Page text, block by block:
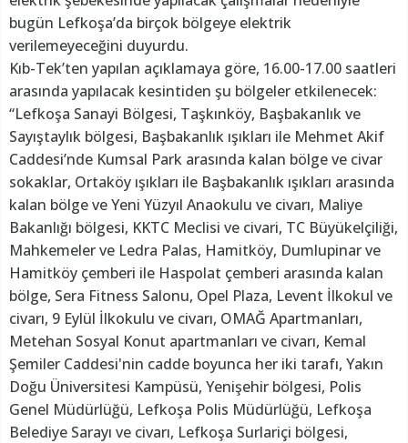
bugün Lefkoşa’da birçok bölgeye elektrik
verilemeyeceğini duyurdu.
Kıb-Tek’ten yapılan açıklamaya göre, 16.00-17.00 saatleri
arasında yapılacak kesintiden şu bölgeler etkilenecek:
“Lefkoşa Sanayi Bölgesi, Taşkınköy, Başbakanlık ve
Sayıştaylık bölgesi, Başbakanlık ışıkları ile Mehmet Akif
Caddesi’nde Kumsal Park arasında kalan bölge ve civar
sokaklar, Ortaköy ışıkları ile Başbakanlık ışıkları arasında
kalan bölge ve Yeni Yüzyıl Anaokulu ve civarı, Maliye
Bakanlığı bölgesi, KKTC Meclisi ve civari, TC Büyükelçiliği,
Mahkemeler ve Ledra Palas, Hamitköy, Dumlupinar ve
Hamitköy çemberi ile Haspolat çemberi arasında kalan
bölge, Sera Fitness Salonu, Opel Plaza, Levent İlkokul ve
civarı, 9 Eylül İlkokulu ve civarı, OMAĞ Apartmanları,
Metehan Sosyal Konut apartmanları ve civarı, Kemal
Şemiler Caddesi'nin cadde boyunca her iki tarafı, Yakın
Doğu Üniversitesi Kampüsü, Yenişehir bölgesi, Polis
Genel Müdürlüğü, Lefkoşa Polis Müdürlüğü, Lefkoşa
Belediye Sarayı ve civarı, Lefkoşa Surlariçi bölgesi,